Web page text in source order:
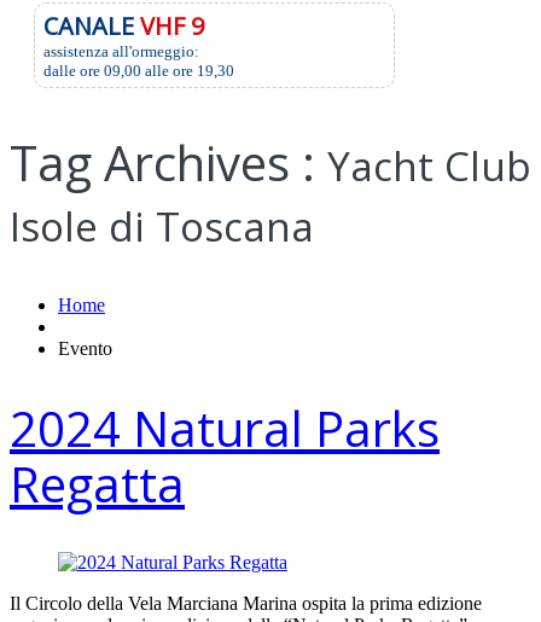
CANALEVHF 9
assistenza all'ormeggio:
dalle ore 09,00 alle ore 19,30
Tag Archives : Yacht Club
Isole di Toscana
Home
Evento
2024 Natural Parks
Regatta
Il Circolo della Vela Marciana Marina ospita la prima edizione